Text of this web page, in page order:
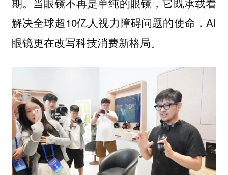
解决全球超10亿人视力障碍问题的使命，AI
眼镜更在改写科技消费新格局。